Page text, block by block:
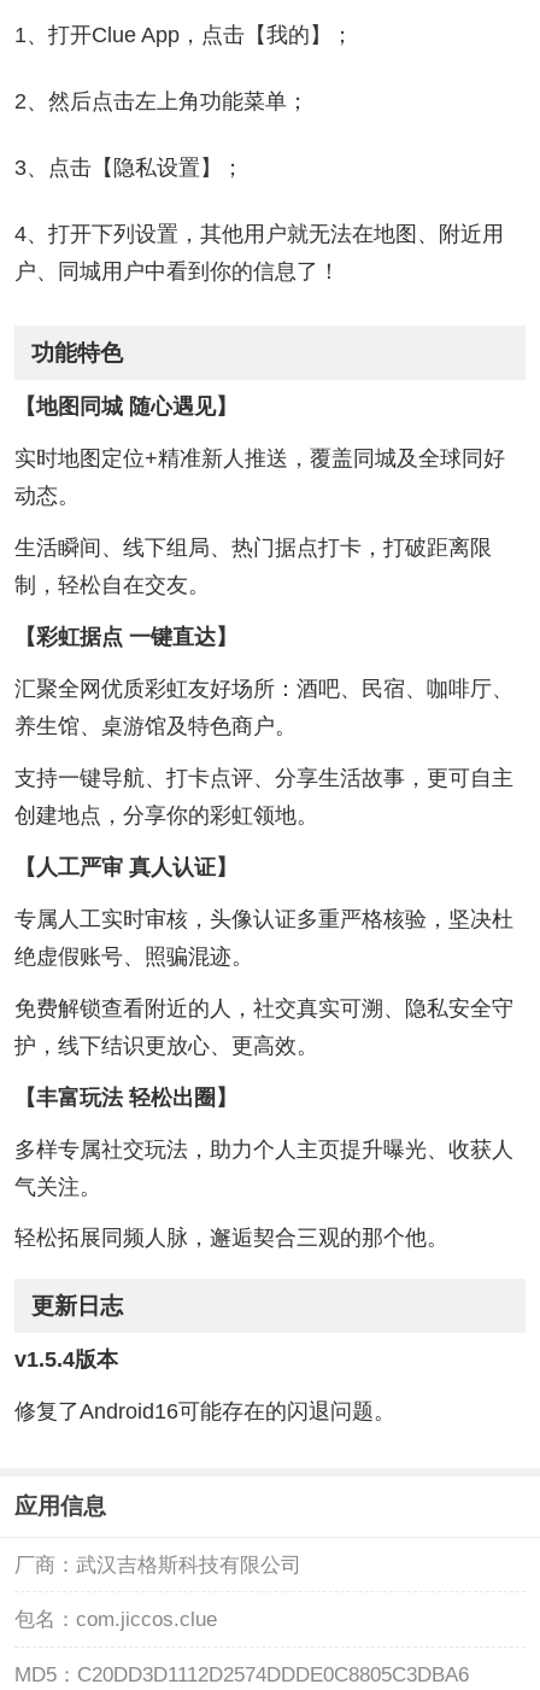
1、打开Clue App，点击【我的】；
2、然后点击左上角功能菜单；
3、点击【隐私设置】；
4、打开下列设置，其他用户就无法在地图、附近用
户、同城用户中看到你的信息了！
功能特色
【地图同城 随心遇见】
实时地图定位+精准新人推送，覆盖同城及全球同好
动态。
生活瞬间、线下组局、热门据点打卡，打破距离限
制，轻松自在交友。
【彩虹据点 一键直达】
汇聚全网优质彩虹友好场所：酒吧、民宿、咖啡厅、
养生馆、桌游馆及特色商户。
支持一键导航、打卡点评、分享生活故事，更可自主
创建地点，分享你的彩虹领地。
【人工严审 真人认证】
专属人工实时审核，头像认证多重严格核验，坚决杜
绝虚假账号、照骗混迹。
免费解锁查看附近的人，社交真实可溯、隐私安全守
护，线下结识更放心、更高效。
【丰富玩法 轻松出圈】
多样专属社交玩法，助力个人主页提升曝光、收获人
气关注。
轻松拓展同频人脉，邂逅契合三观的那个他。
更新日志
v1.5.4版本
修复了Android16可能存在的闪退问题。
应用信息
厂商： 武汉吉格斯科技有限公司
包名： com.jiccos.clue
MD5： C20DD3D1112D2574DDDE0C8805C3DBA6